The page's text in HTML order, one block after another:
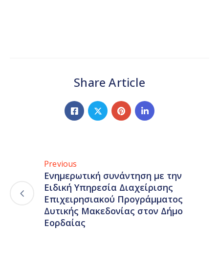
Share Article
Previous
Ενημερωτική συνάντηση με την
Ειδική Υπηρεσία Διαχείρισης
Επιχειρησιακού Προγράμματος
Δυτικής Μακεδονίας στον Δήμο
Εορδαίας